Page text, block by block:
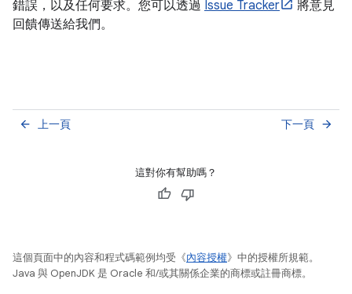
錯誤，以及任何要求。您可以透過 Issue Tracker
將意見
回饋傳送給我們。
上一頁
arrow_back 下一頁 arrow_forward
這對你有幫助嗎？
這個頁面中的內容和程式碼範例均受《內容授權》中的授權所規範。
Java 與 OpenJDK 是 Oracle 和/或其關係企業的商標或註冊商標。